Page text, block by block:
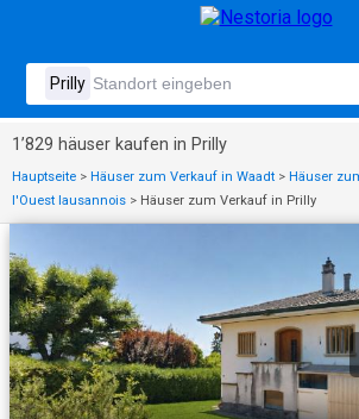
1’829 häuser kaufen in Prilly
Hauptseite > Häuser zum Verkauf in Waadt > Häuser
l'Ouest lausannois > Häuser zum Verkauf in Prilly